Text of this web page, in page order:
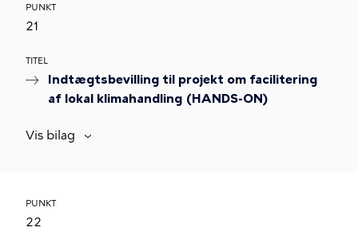
PUNKT
21
TITEL
Indtægtsbevilling til projekt om facilitering
af lokal klimahandling (HANDS-ON)
Vis bilag
PUNKT
22